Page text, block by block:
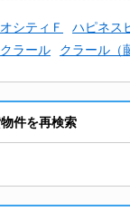
シティＦ ハピネス
クラール クラール（
件を再検索